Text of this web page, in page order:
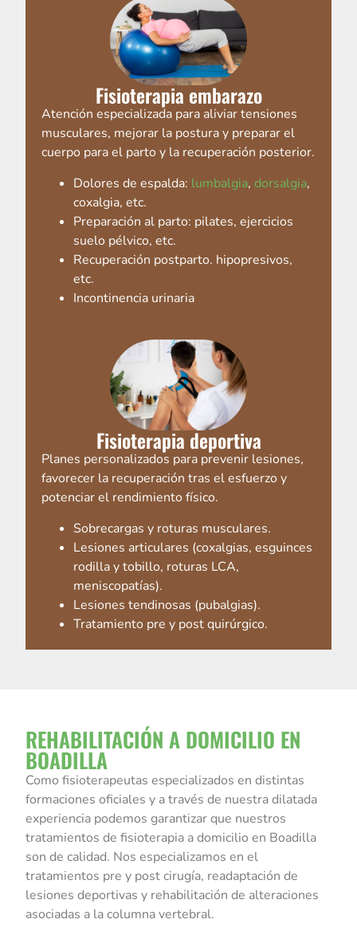
Fisioterapia embarazo
Atención especializada para aliviar tensiones
musculares, mejorar la postura y preparar el
cuerpo para el parto y la recuperación posterior.
Dolores de espalda: lumbalgia, dorsalgia,
coxalgia, etc.
Preparación al parto: pilates, ejercicios
suelo pélvico, etc.
Recuperación postparto. hipopresivos,
etc.
Incontinencia urinaria
Fisioterapia deportiva
Planes personalizados para prevenir lesiones,
favorecer la recuperación tras el esfuerzo y
potenciar el rendimiento físico.
Sobrecargas y roturas musculares.
Lesiones articulares (coxalgias, esguinces
rodilla y tobillo, roturas LCA,
meniscopatías).
Lesiones tendinosas (pubalgias).
Tratamiento pre y post quirúrgico.
REHABILITACIÓN A DOMICILIO EN
BOADILLA
Como fisioterapeutas especializados en distintas
formaciones oficiales y a través de nuestra dilatada
experiencia podemos garantizar que nuestros
tratamientos de fisioterapia a domicilio en Boadilla
son de calidad. Nos especializamos en el
tratamientos pre y post cirugía, readaptación de
lesiones deportivas y rehabilitación de alteraciones
asociadas a la columna vertebral.